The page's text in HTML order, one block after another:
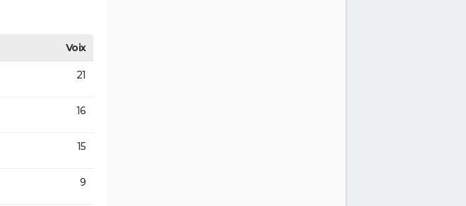
Voix
21
16
15
9